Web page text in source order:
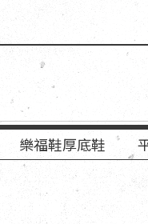
樂福鞋厚底鞋